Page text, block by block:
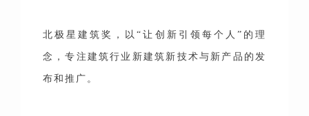
北极星建筑奖，以“让创新引领每个人”的理
念，专注建筑行业新建筑新技术与新产品的发
布和推广。